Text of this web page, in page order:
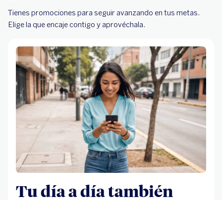
Tienes promociones para seguir avanzando en tus metas.
Elige la que encaje contigo y aprovéchala.
Tu día a día también